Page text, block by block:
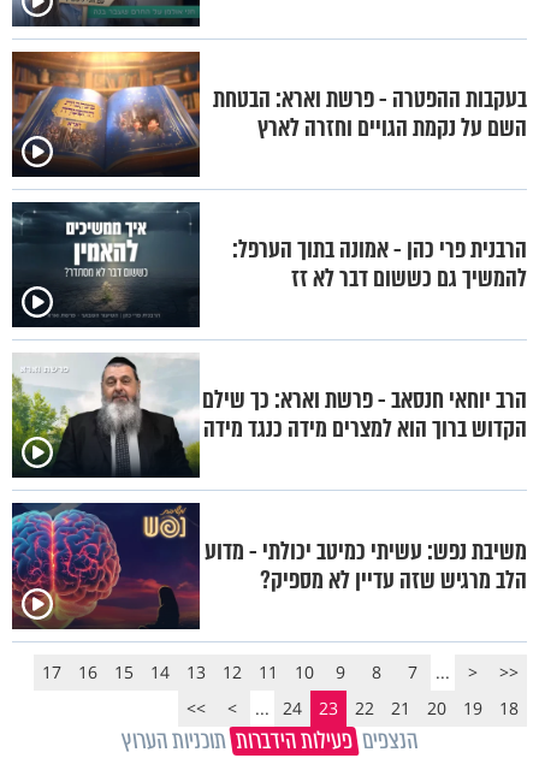
בעקבות ההפטרה - פרשת וארא: הבטחת
השם על נקמת הגויים וחזרה לארץ
הרבנית פרי כהן - אמונה בתוך הערפל:
להמשיך גם כששום דבר לא זז
הרב יוחאי חנסאב - פרשת וארא: כך שילם
הקדוש ברוך הוא למצרים מידה כנגד מידה
משיבת נפש: עשיתי כמיטב יכולתי - מדוע
הלב מרגיש שזה עדיין לא מספיק?
<<
<
...
7
8
9
10
11
12
13
14
15
16
17
18
19
20
21
22
23
24
...
>
>>
הנצפים פעילות הידברות תוכניות הערוץ